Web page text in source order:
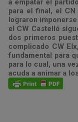
a empatar el
para el final, el
lograron
el CW Castelló
dos primeros
complicado CW
fundamental para
para lo cual, una
acuda a animar a los